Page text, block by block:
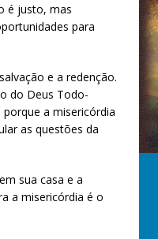
é justo, mas
para
e a redenção.
do Deus Todo-
a misericórdia
as questões da
sua casa e a
a misericórdia é o